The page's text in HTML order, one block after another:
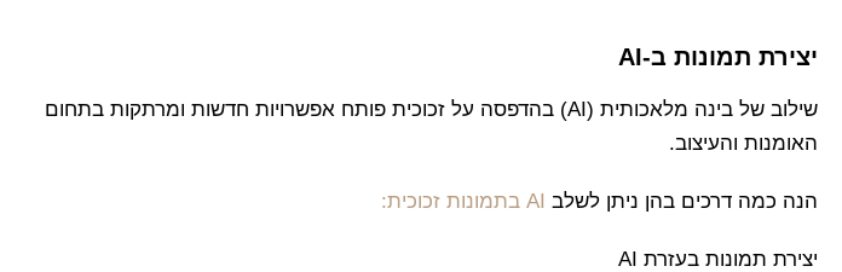
יצירת תמונות ב-AI
שילוב של בינה מלאכותית (AI) בהדפסה על זכוכית פותח אפשרויות חדשות ומרתקות בתחום
האומנות והעיצוב.
הנה כמה דרכים בהן ניתן לשלב AI בתמונות זכוכית:
יצירת תמונות בעזרת AI